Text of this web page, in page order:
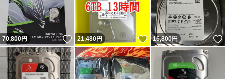
70,800円 いいね！
21,480円 いいね！
16,800円